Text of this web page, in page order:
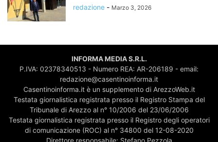
redazione - Marzo 3, 2026
INFORMA MEDIA S.R.L.
P.IVA: 02378340513 - Numero REA: AR-206189 - email:
redazione@casentinoinforma.it
Casentinoinforma.it è un supplemento di ArezzoWeb.it
Testata giornalistica registrata presso il Registro Stampa del
Tribunale di Arezzo al n° 10/2006 del 23/06/2006
Testata giornalistica registrata presso il Registro degli operatori
di comunicazione (ROC) al n° 34800 del 12-08-2020
Direttore responsabile: Stefano Pezzola